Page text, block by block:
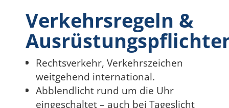
Verkehrsregeln &
Rechtsverkehr, Verkehrszeichen
weitgehend international.
Abblendlicht rund um die Uhr
eingeschaltet – auch bei Tageslicht